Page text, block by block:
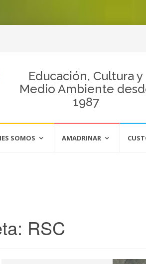
Educación, Cultura y
Medio Ambiente
1987
SOMOS AMADRINAR
RSC